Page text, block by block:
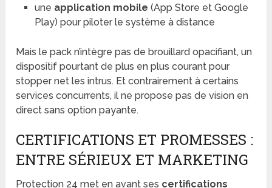
une application mobile (App Store et Google
Play) pour piloter le système à distance
Mais le pack n’intègre pas de brouillard opacifiant, un
dispositif pourtant de plus en plus courant pour
stopper net les intrus. Et contrairement à certains
services concurrents, il ne propose pas de vision en
direct sans option payante.
CERTIFICATIONS ET PROMESSES :
ENTRE SÉRIEUX ET MARKETING
Protection 24 met en avant ses certifications